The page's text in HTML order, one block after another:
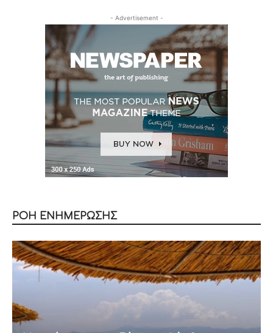
- Advertisement -
ΡΟΗ ΕΝΗΜΕΡΩΣΗΣ